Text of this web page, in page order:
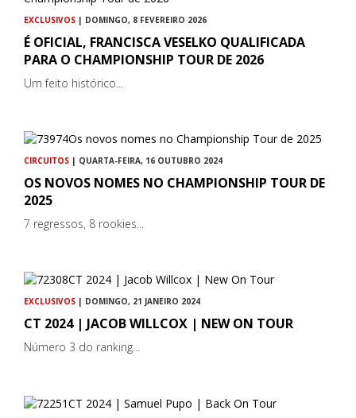
EXCLUSIVOS | DOMINGO, 8 FEVEREIRO 2026
É OFICIAL, FRANCISCA VESELKO QUALIFICADA
PARA O CHAMPIONSHIP TOUR DE 2026
Um feito histórico...
CIRCUITOS | QUARTA-FEIRA, 16 OUTUBRO 2024
OS NOVOS NOMES NO CHAMPIONSHIP TOUR DE
2025
7 regressos, 8 rookies...
EXCLUSIVOS | DOMINGO, 21 JANEIRO 2024
CT 2024 | JACOB WILLCOX | NEW ON TOUR
Número 3 do ranking...